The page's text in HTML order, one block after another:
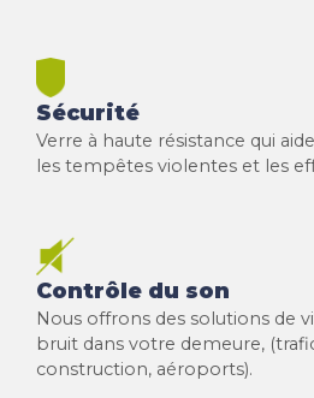
Sécurité
Verre à haute résistance qui
les tempêtes violentes et les
Contrôle du son
Nous offrons des solutions de
bruit dans votre demeure,
construction, aéroports).